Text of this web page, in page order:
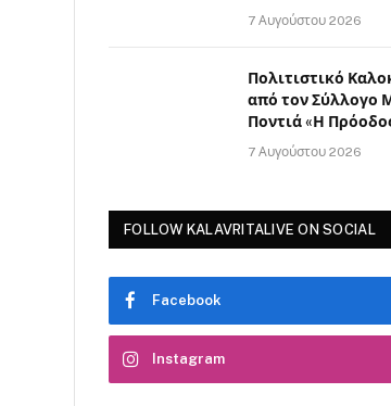
7 Αυγούστου 2026
Πολιτιστικό
από τον Σύλλογο
Ποντιά «Η
7 Αυγούστου 2026
FOLLOW KALAVRITALIVE ON SOCIAL
Facebook
Instagram